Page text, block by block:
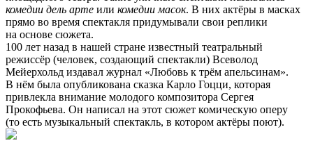
комедии дель арте или комедии масок. В них актёры в масках
прямо во время спектакля придумывали свои реплики
на основе сюжета.
100 лет назад в нашей стране известный театральный
режиссёр (человек, создающий спектакли) Всеволод
Мейерхольд издавал журнал «Любовь к трём апельсинам».
В нём была опубликована сказка Карло Гоцци, которая
привлекла внимание молодого композитора Сергея
Прокофьева. Он написал на этот сюжет комическую оперу
(то есть музыкальный спектакль, в котором актёры поют).